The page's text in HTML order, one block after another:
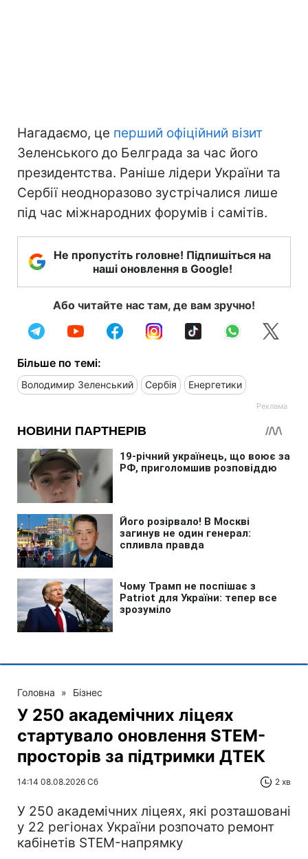
Нагадаємо, це перший офіційний візит
Зеленського до Белграда за час його
президентства. Раніше лідери України та
Сербії неодноразово зустрічалися лише
під час міжнародних форумів і самітів.
Не пропустіть головне! Підпишіться на
наші оновлення в Google!
Або читайте нас там, де вам зручно!
Більше по темі:
Володимир Зеленський Сербія Енергетики
Головна » Бізнес
У 250 академічних ліцеях
стартувало оновлення STEM-
просторів за підтримки ДТЕК​‌
14:14 08.08.2026 Сб 2 хв
У 250 академічних ліцеях, які розташовані
у 22 регіонах України розпочато ремонт
кабінетів STEM-напрямку